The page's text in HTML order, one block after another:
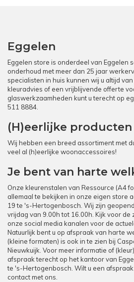
Eggelen
Eggelen store is onderdeel van Eggelen
onderhoud met meer dan 25 jaar
specialisten in huis kunnen wij u altijd
kleuradvies of een vrijblijvende offerte
glaswerkzaamheden kunt u terecht op
511 8884.
(H)eerlijke producten
Wij hebben een breed assortiment met
veel al (h)eerlijke woonaccessoires!
Je bent van harte
Onze kleurenstalen van Ressource (A4
allemaal te bekijken in onze eigen store
19 te 's-Hertogenbosch. Wij zijn
vrijdag van 9.00h tot 16.00h. Kijk voor de
onze social media kanalen voor de
Natuurlijk bent u op afspraak van harte
(kleine formaten) is ook in te zien bij
Nieuwkuijk. Voor meer informatie of
afspraak terecht op het kantoor van
te 's-Hertogenbosch. Wilt u een afspraak
contact met ons.